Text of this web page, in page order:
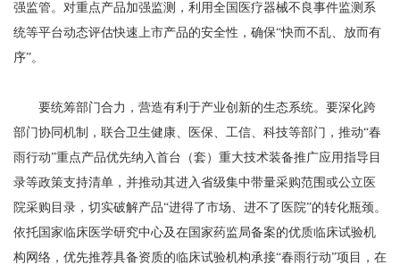
强监管。对重点产品加强监测，利用全国医疗器械不良事件监测系
统等平台动态评估快速上市产品的安全性，确保“快而不乱、放而有
序”。
要统筹部门合力，营造有利于产业创新的生态系统。要深化跨
部门协同机制，联合卫生健康、医保、工信、科技等部门，推动“春
雨行动”重点产品优先纳入首台（套）重大技术装备推广应用指导目
录等政策支持清单，并推动其进入省级集中带量采购范围或公立医
院采购目录，切实破解产品“进得了市场、进不了医院”的转化瓶颈。
依托国家临床医学研究中心及在国家药监局备案的优质临床试验机
构网络，优先推荐具备资质的临床试验机构承接“春雨行动”项目，在